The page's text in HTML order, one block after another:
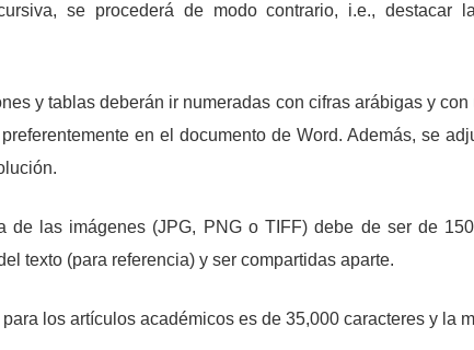
se procederá de modo contrario, i.e., destacar
y tablas deberán ir numeradas con cifras arábigas y
en el documento de Word. Además, se
de las imágenes (JPG, PNG o TIFF) debe de ser de
texto (para referencia) y ser compartidas aparte.
los artículos académicos es de 35,000 caracteres y la